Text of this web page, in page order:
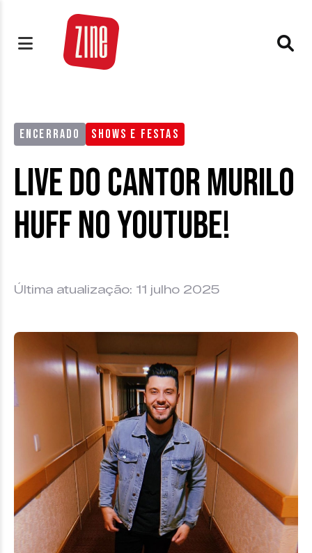
ENCERRADO SHOWS E FESTAS
Live do cantor Murilo
Huff no Youtube!
Última atualização: 11 julho 2025